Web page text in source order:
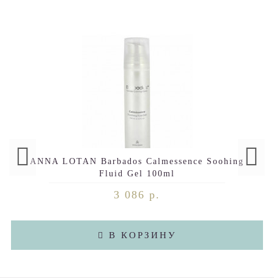
ANNA LOTAN Barbados Calmessence Soohing
Fluid Gel 100ml
3 086 р.
В КОРЗИНУ